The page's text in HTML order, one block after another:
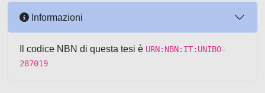
Informazioni
Il codice NBN di questa tesi è URN:NBN:IT:UNIBO-
287019